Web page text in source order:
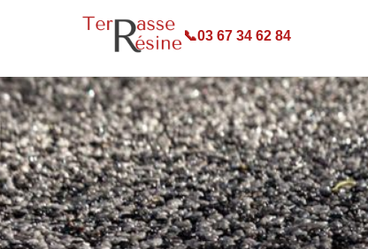
📞03 67 34 62 84